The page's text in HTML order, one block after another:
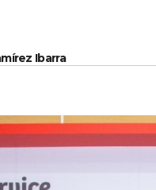
Ibarra